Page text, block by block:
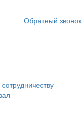
Обратный звонок